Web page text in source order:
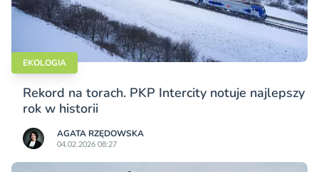
EKOLOGIA
Rekord na torach. PKP Intercity notuje najlepszy
rok w historii
AGATA RZĘDOWSKA
04.02.2026 08:27